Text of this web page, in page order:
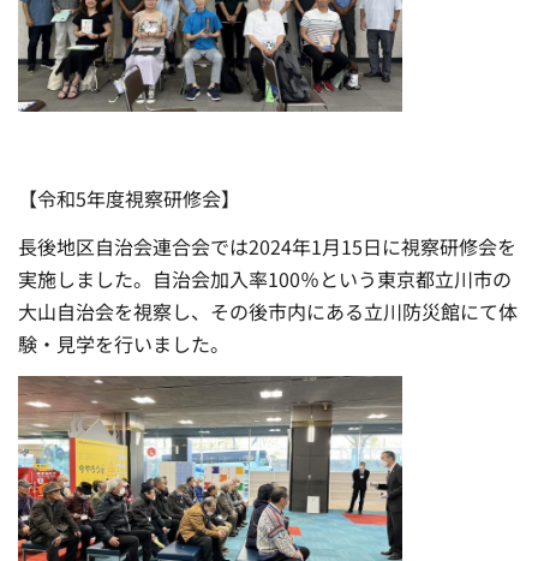
【令和5年度視察研修会】
長後地区自治会連合会では2024年1月15日に視察研修会を
実施しました。自治会加入率100％という東京都立川市の
大山自治会を視察し、その後市内にある立川防災館にて体
験・見学を行いました。